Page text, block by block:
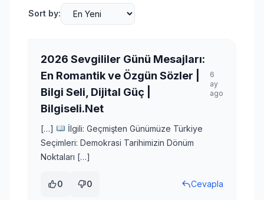
Sort by:
2026 Sevgililer Günü Mesajları:
En Romantik ve Özgün Sözler |
Bilgi Seli, Dijital Güç |
Bilgiseli.Net
6
ay
ago
[…]
İlgili: Geçmişten Günümüze Türkiye
Seçimleri: Demokrasi Tarihimizin Dönüm
Noktaları […]
0 0 Cevapla